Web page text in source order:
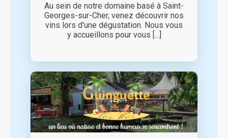
Au sein de notre domaine basé à Saint-
Georges-sur-Cher, venez découvrir nos
vins lors d'une dégustation. Nous vous
y accueillons pour vous [...]